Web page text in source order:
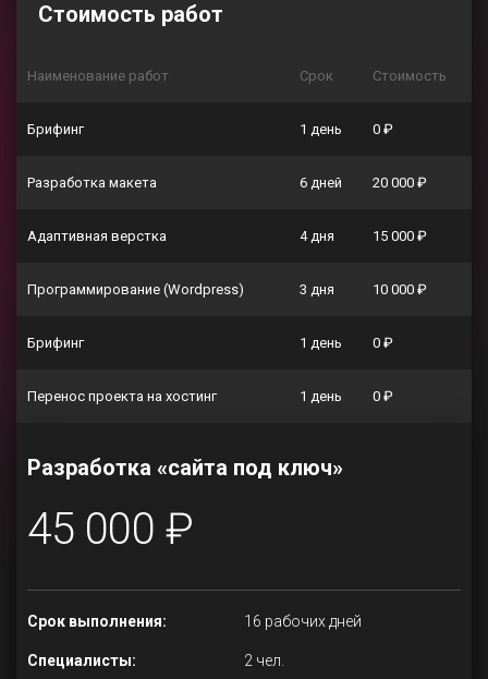
Стоимость работ
Наименование работ Срок Стоимость
Брифинг 1 день 0 ₽
Разработка макета 6 дней 20 000 ₽
Адаптивная верстка 4 дня 15 000 ₽
Программирование (Wordpress) 3 дня 10 000 ₽
Брифинг 1 день 0 ₽
Перенос проекта на хостинг 1 день 0 ₽
Разработка «сайта под ключ»
45 000 ₽
Срок выполнения: 16 рабочих дней
Специалисты: 2 чел.